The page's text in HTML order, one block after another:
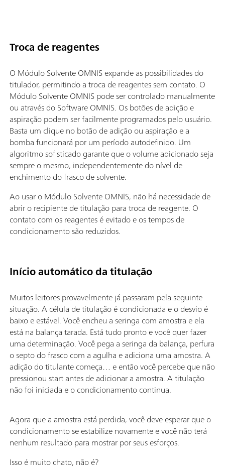
Troca de reagentes
O Módulo Solvente OMNIS expande as possibilidades do
titulador, permitindo a troca de reagentes sem contato. O
Módulo Solvente OMNIS pode ser controlado manualmente
ou através do Software OMNIS. Os botões de adição e
aspiração podem ser facilmente programados pelo usuário.
Basta um clique no botão de adição ou aspiração e a
bomba funcionará por um período autodefinido. Um
algoritmo sofisticado garante que o volume adicionado seja
sempre o mesmo, independentemente do nível de
enchimento do frasco de solvente.
Ao usar o Módulo Solvente OMNIS, não há necessidade de
abrir o recipiente de titulação para troca de reagente. O
contato com os reagentes é evitado e os tempos de
condicionamento são reduzidos.
Início automático da titulação
Muitos leitores provavelmente já passaram pela seguinte
situação. A célula de titulação é condicionada e o desvio é
baixo e estável. Você encheu a seringa com amostra e ela
está na balança tarada. Está tudo pronto e você quer fazer
uma determinação. Você pega a seringa da balança, perfura
o septo do frasco com a agulha e adiciona uma amostra. A
adição do titulante começa… e então você percebe que não
pressionou start antes de adicionar a amostra. A titulação
não foi iniciada e o condicionamento continua.
Agora que a amostra está perdida, você deve esperar que o
condicionamento se estabilize novamente e você não terá
nenhum resultado para mostrar por seus esforços.
Isso é muito chato, não é?